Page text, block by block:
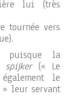
lui (très
tournée vers
puisque la
spijker(« Le
le
leur servant